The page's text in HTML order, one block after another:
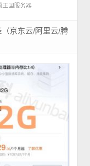
王国服务器
京东云/阿里云/腾